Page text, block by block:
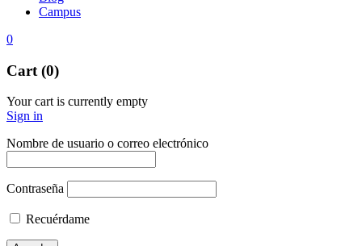
Campus
0
Cart (0)
Your cart is currently empty
Sign in
Nombre de usuario o correo electrónico
Contraseña
Recuérdame